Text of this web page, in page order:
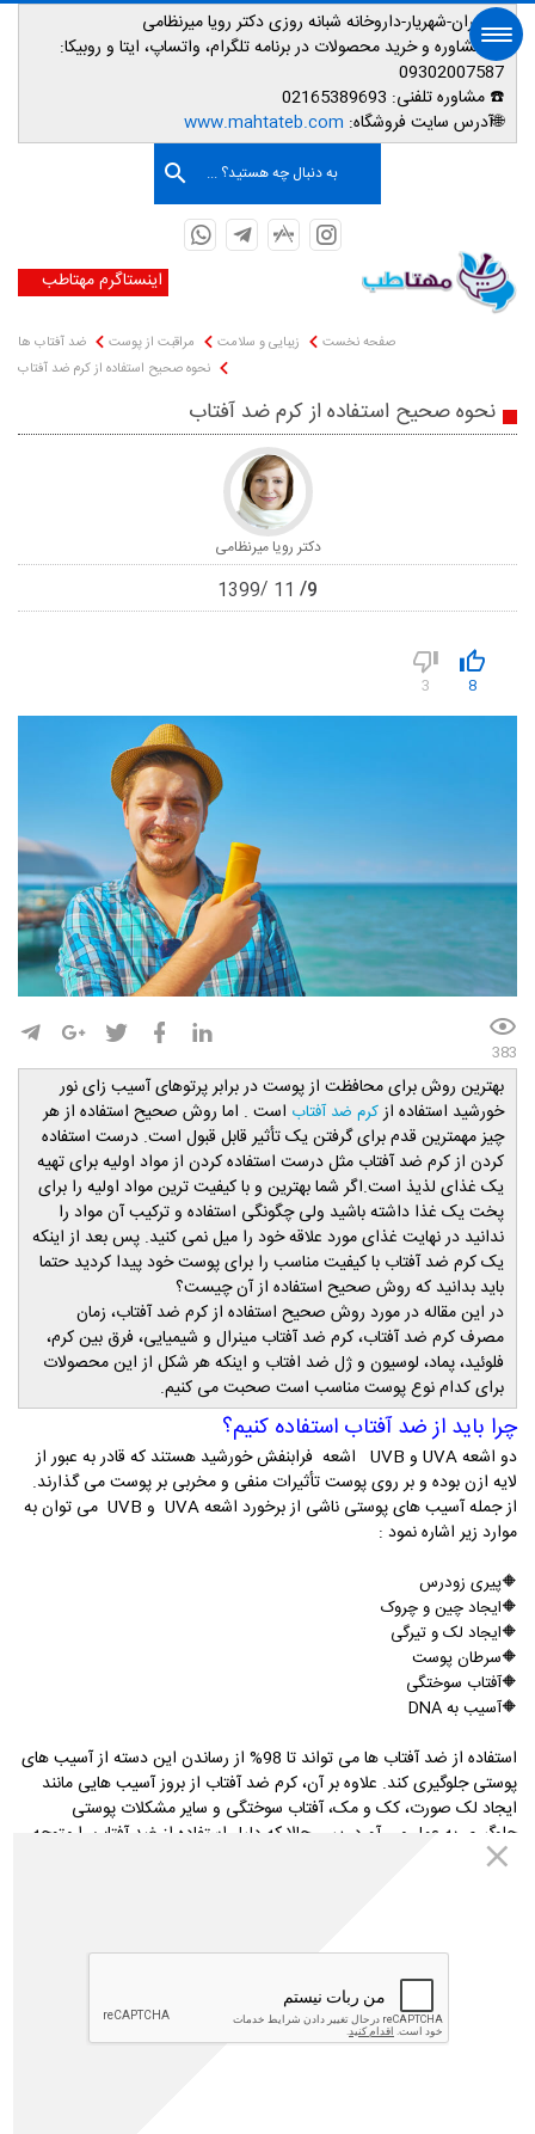
📌تهران-شهریار-داروخانه شبانه روزی دکتر رویا میرنظامی
📱مشاوره و خرید محصولات در برنامه تلگرام، واتساپ، ایتا و روبیکا:
09302007587
☎️ مشاوره تلفنی:
🌐آدرس سایت فروشگاه: www.mahtateb.com
به دنبال چه هستید؟ ...
اینستاگرم مهتاطب
صفحه نخست زیبایی و سلامت مراقبت از پوست
ضد آفتاب ها
نحوه صحیح استفاده از کرم ضد آفتاب
نحوه صحیح استفاده از کرم ضد آفتاب
دکتر رویا میرنظامی
9
11
1399
8
3
383
بهترین روش برای محافظت از پوست در برابر پرتوهای آسیب زای نور
خورشید استفاده ازکرم ضد آفتاب است . اما روش صحیح استفاده از هر
چیز مهمترین قدم برای گرفتن یک تأثیر قابل قبول است. درست استفاده
کردن از کرم ضد آفتاب مثل درست استفاده کردن از مواد اولیه برای تهیه
یک غذای لذیذ است.اگر شما بهترین و با کیفیت ترین مواد اولیه را برای
پخت یک غذا داشته باشید ولی چگونگی استفاده و ترکیب آن مواد را
ندانید در نهایت غذای مورد علاقه خود را میل نمی کنید. پس بعد از اینکه
یک کرم ضد آفتاب با کیفیت مناسب را برای پوست خود پیدا کردید حتما
باید بدانید که روش صحیح استفاده از آن چیست؟
در این مقاله در مورد روش صحیح استفاده از کرم ضد آفتاب، زمان
مصرف کرم ضد آفتاب، کرم ضد آفتاب مینرال و شیمیایی، فرق بین کرم،
فلوئید، پماد، لوسیون و ژل ضد افتاب و اینکه هر شکل از این محصولات
برای کدام نوع پوست مناسب است صحبت می کنیم.
چرا باید از ضد آفتاب استفاده کنیم؟
دو اشعه UVA و UVB اشعه فرابنفش خورشید هستند که قادر به عبور از
لایه ازن بوده و بر روی پوست تأثیرات منفی و مخربی بر پوست می گذارند.
از جمله آسیب های پوستی ناشی از برخورد اشعهUVA و UVB می توان به
موارد زیر اشاره نمود :
🔶پیری زودرس
🔶ایجاد چین و چروک
🔶ایجاد لک و تیرگی
🔶سرطان پوست
🔶آفتاب سوختگی
🔶آسیب به DNA
استفاده از ضد آفتاب ها می تواند تا 98% از رساندن این دسته از آسیب های
پوستی جلوگیری کند. علاوه بر آن، کرم ضد آفتاب از بروز آسیب هایی مانند
ایجاد لک صورت، کک و مک، آفتاب سوختگی و سایر مشکلات پوستی
جلوگیری به عمل می آورد. پس حالا که دلیل استفاده از ضد آفتاب را متوجه
شدیم باید بدانیم ویژگی های یک ضد آفتاب خوب برای پوست ما چیست تا